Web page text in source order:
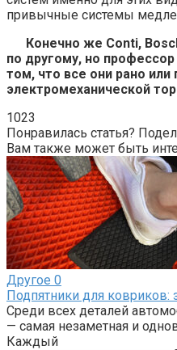
привычные системы
Конечно же Conti,
по другому, но
том, что все они рано или
электромеханической
1023
Понравилась статья?
Вам также может быть
Другое 0
Подпятники для
Среди всех деталей
— самая незаметная и
Каждый